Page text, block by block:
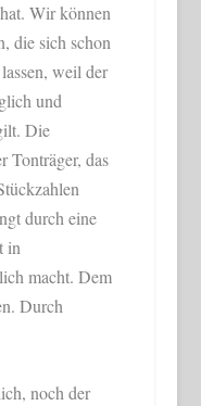
Wir können
die sich schon
weil der
und
Die
Tonträger, das
durch eine
in
macht. Dem
Durch
noch der